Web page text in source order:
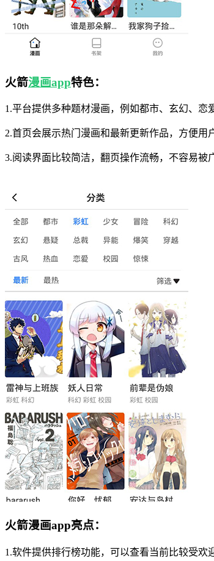
火箭漫画app特色：
1.平台提供多种题材漫画，例如都市、玄幻、恋
2.首页会展示热门漫画和最新更新作品，方便用
3.阅读界面比较简洁，翻页操作流畅，不容易被
火箭漫画app亮点：
1.软件提供排行榜功能，可以查看当前比较受欢